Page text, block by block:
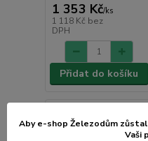
1 353 Kč/ks
1 118 Kč bez
DPH
Přidat do košíku
Aby e-shop Železodům
Vaši